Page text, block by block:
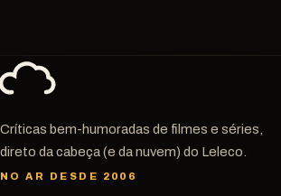
Críticas bem-humoradas de filmes e séries,
direto da cabeça (e da nuvem) do Leleco.
NO AR DESDE 2006